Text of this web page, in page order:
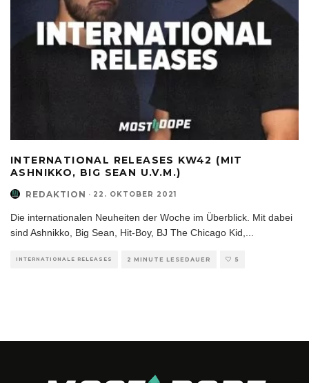
INTERNATIONAL RELEASES KW42 (MIT
ASHNIKKO, BIG SEAN U.V.M.)
REDAKTION · 22. OKTOBER 2021
Die internationalen Neuheiten der Woche im Überblick. Mit dabei
sind Ashnikko, Big Sean, Hit-Boy, BJ The Chicago Kid,
INTERNATIONALE RELEASES 2 MINUTE LESEDAUER 5